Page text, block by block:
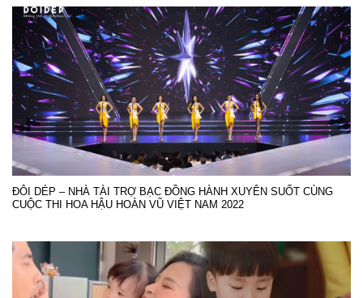
ĐÔI DÉP – NHÀ TÀI TRỢ BẠC ĐỒNG HÀNH XUYÊN SUỐT CÙNG
CUỘC THI HOA HẬU HOÀN VŨ VIỆT NAM 2022